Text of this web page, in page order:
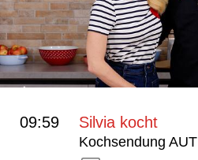
09:59 Silvia kocht
Kochsendung AUT